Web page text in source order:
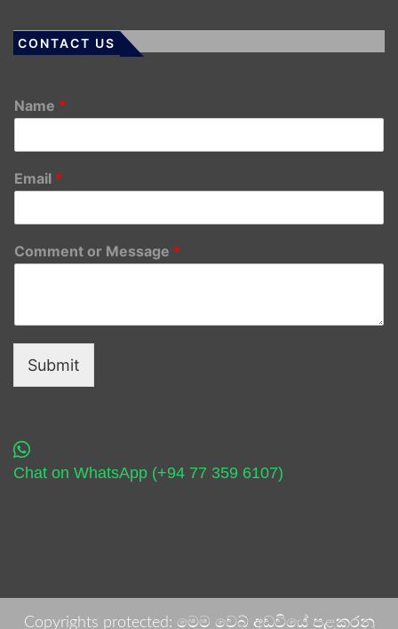
CONTACT US
Name *
Email *
Comment or Message *
Submit
Chat on WhatsApp (+94 77 359 6107)
Copyrights protected: මෙම වෙබ් අඩවියේ පළකරනු